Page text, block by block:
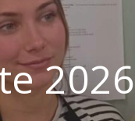
2026